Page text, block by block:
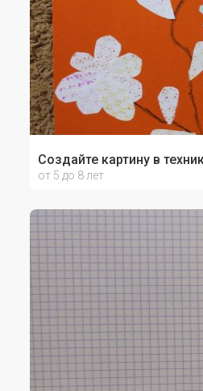
Создайте картину в
от 5 до 8 лет